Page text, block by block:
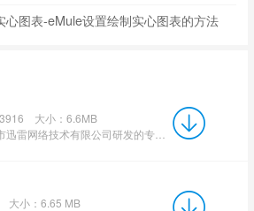
心图表-eMule设置绘制实心图表的方法
大小：6.6MB
迅雷是由深圳市迅雷网络技术有限公司研发的专业下载软件，目前已经发展至第12代，凭借其卓越性能持续获得广大...
大小：6.65 MB